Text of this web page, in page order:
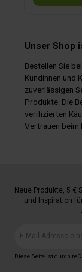
Unser Shop
Bestellen Sie
Kundinnen und
zuverlässigen
Produkte. Die
verifizierten
Vertrauen beim
Neue Produkte, 5 €
und Inspiration
Diese Seite ist durch